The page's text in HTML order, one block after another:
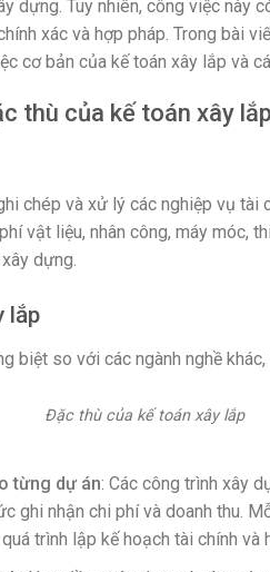
dựng. Tuy nhiên, công việc này
xác và hợp pháp. Trong bài
cơ bản của kế toán xây lắp và
thù của kế toán xây
chép và xử lý các nghiệp vụ tài
vật liệu, nhân công, máy móc,
dựng.
lắp
biệt so với các ngành nghề khác,
Đặc thù của kế toán xây lắp
từng dự án: Các công trình xây
ghi nhận chi phí và doanh thu.
trình lập kế hoạch tài chính và